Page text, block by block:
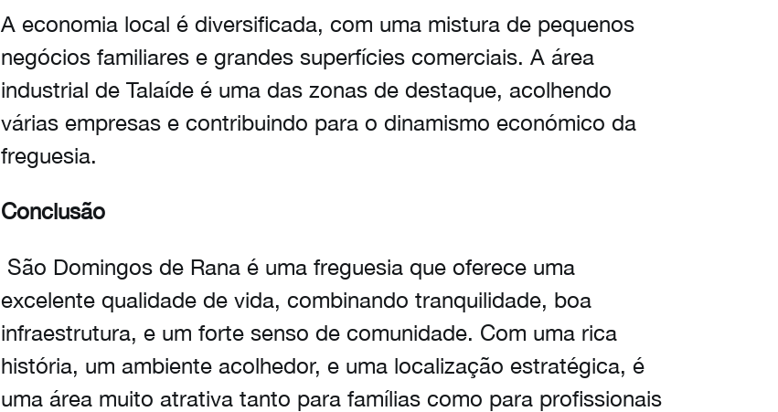
A economia local é diversificada, com uma mistura de pequenos
negócios familiares e grandes superfícies comerciais. A área
industrial de Talaíde é uma das zonas de destaque, acolhendo
várias empresas e contribuindo para o dinamismo económico da
freguesia.
Conclusão
São Domingos de Rana é uma freguesia que oferece uma
excelente qualidade de vida, combinando tranquilidade, boa
infraestrutura, e um forte senso de comunidade. Com uma rica
história, um ambiente acolhedor, e uma localização estratégica, é
uma área muito atrativa tanto para famílias como para profissionais